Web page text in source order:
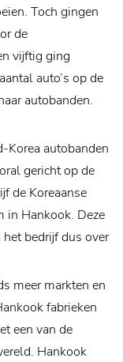
Toch gingen
de
vijftig ging
auto’s op de
autobanden.
autobanden
gericht op de
de Koreaanse
in Hankook. Deze
bedrijf dus over
meer markten en
fabrieken
een van de
Hankook